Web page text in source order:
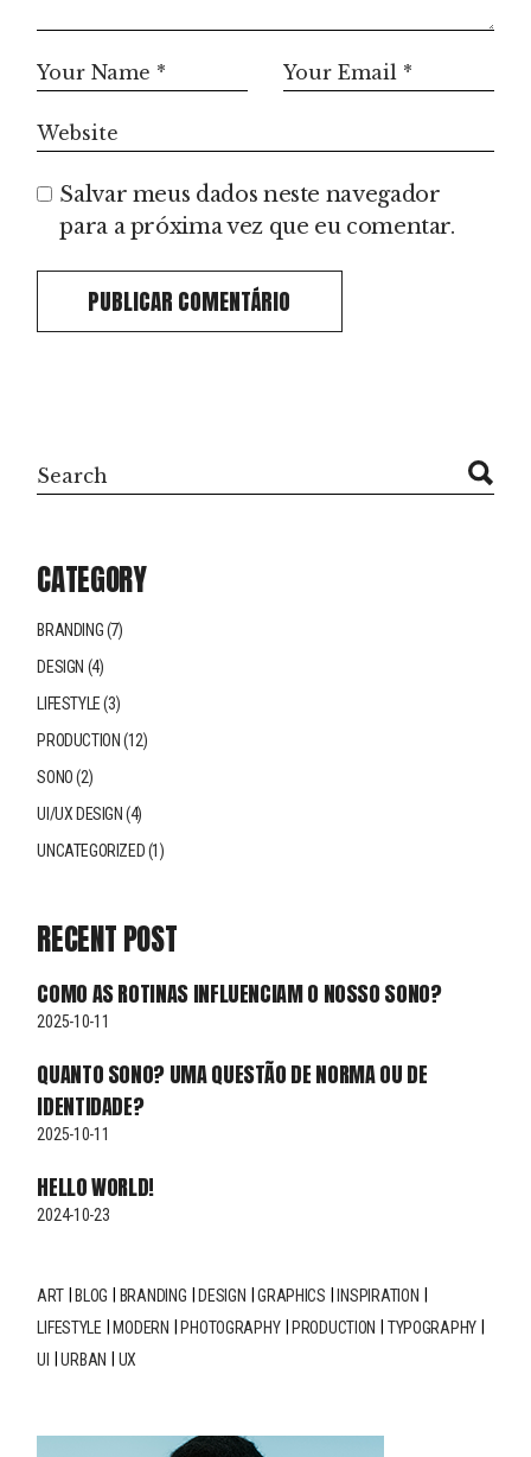
Salvar meus dados neste navegador
para a próxima vez que eu comentar.
PUBLICAR COMENTÁRIO
Search
CATEGORY
BRANDING(7)
DESIGN (4)
LIFESTYLE(3)
PRODUCTION (12)
SONO(2)
UI/UX DESIGN (4)
UNCATEGORIZED(1)
RECENT POST
COMO AS ROTINAS INFLUENCIAM O NOSSO SONO?
2025-10-11
QUANTO SONO? UMA QUESTÃO DE NORMA OU DE
IDENTIDADE?
2025-10-11
HELLO WORLD!
2024-10-23
ART BLOG BRANDING DESIGN GRAPHICS
INSPIRATION
LIFESTYLE
MODERN PHOTOGRAPHY PRODUCTION
TYPOGRAPHY
UI
URBAN UX